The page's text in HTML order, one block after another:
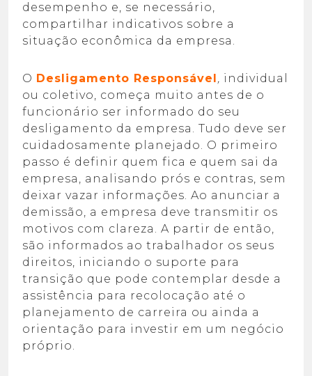
desempenho e, se necessário,
compartilhar indicativos sobre a
situação econômica da empresa.
O Desligamento Responsável , individual
ou coletivo, começa muito antes de o
funcionário ser informado do seu
desligamento da empresa. Tudo deve ser
cuidadosamente planejado. O primeiro
passo é definir quem fica e quem sai da
empresa, analisando prós e contras, sem
deixar vazar informações. Ao anunciar a
demissão, a empresa deve transmitir os
motivos com clareza. A partir de então,
são informados ao trabalhador os seus
direitos, iniciando o suporte para
transição que pode contemplar desde a
assistência para recolocação até o
planejamento de carreira ou ainda a
orientação para investir em um negócio
próprio.